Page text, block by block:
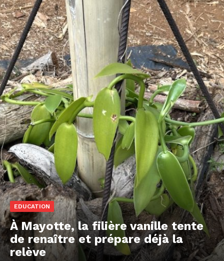
EDUCATION
À Mayotte, la filière vanille tente
de renaître et prépare déjà la
relève